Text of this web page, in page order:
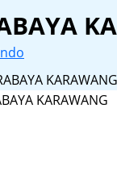
KARAWANG
KARAWANG